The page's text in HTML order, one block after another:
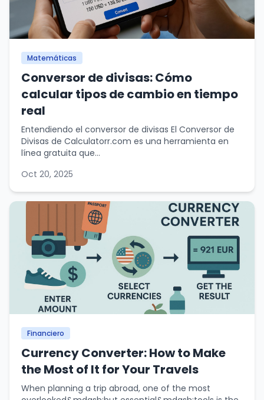
Matemáticas
Conversor de divisas: Cómo
calcular tipos de cambio en tiempo
real
Entendiendo el conversor de divisas El Conversor de
Divisas de Calculatorr.com es una herramienta en
línea gratuita que...
Oct 20, 2025
Financiero
Currency Converter: How to Make
the Most of It for Your Travels
When planning a trip abroad, one of the most